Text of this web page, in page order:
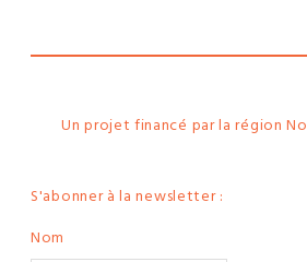
Un projet financé par la région
S'abonner à la newsletter :
Nom